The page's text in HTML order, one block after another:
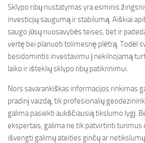
Sklypo ribų nustatymas yra esminis
investicijų saugumą ir stabilumą. Aiškiai
saugo jūsų nuosavybės teises, bet ir
vertę bei planuoti tolimesnę plėtrą. Todėl
besidomintis investavimu į nekilnojamą
laiko ir išteklių sklypo ribų patikrinimui.
Nors savarankiškas informacijos rinkimas
pradinį vaizdą, tik profesionalių
galima pasiekti aukščiausią tikslumo lygį.
ekspertais, galima ne tik patvirtinti turimus
išvengti galimų ateities ginčų ar